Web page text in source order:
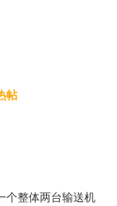
帖
个整体两台输送机